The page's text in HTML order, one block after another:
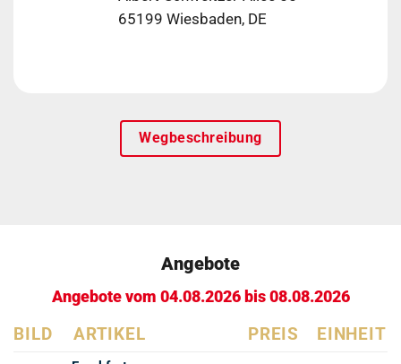
65199 Wiesbaden, DE
Wegbeschreibung
Angebote
Angebote vom 04.08.2026 bis 08.08.2026
BILD ARTIKEL PREIS EINHEIT